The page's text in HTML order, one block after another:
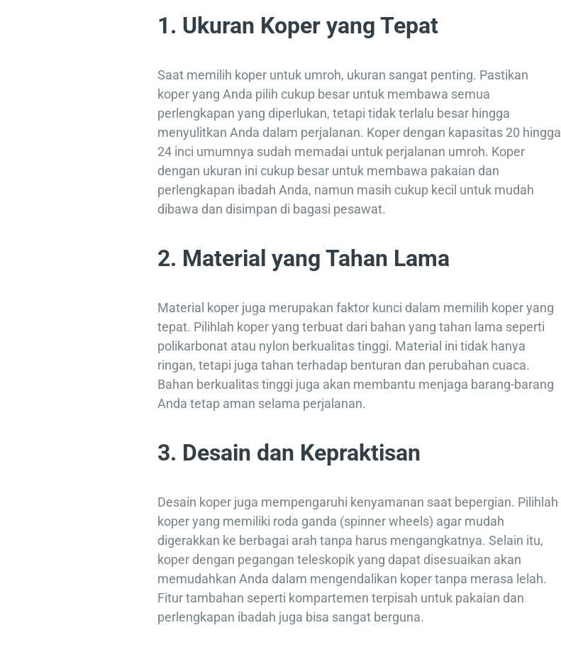
1. Ukuran Koper yang Tepat
Saat memilih koper untuk umroh, ukuran sangat penting. Pastikan
koper yang Anda pilih cukup besar untuk membawa semua
perlengkapan yang diperlukan, tetapi tidak terlalu besar hingga
menyulitkan Anda dalam perjalanan. Koper dengan kapasitas 20 hingga
24 inci umumnya sudah memadai untuk perjalanan umroh. Koper
dengan ukuran ini cukup besar untuk membawa pakaian dan
perlengkapan ibadah Anda, namun masih cukup kecil untuk mudah
dibawa dan disimpan di bagasi pesawat.
2. Material yang Tahan Lama
Material koper juga merupakan faktor kunci dalam memilih koper yang
tepat. Pilihlah koper yang terbuat dari bahan yang tahan lama seperti
polikarbonat atau nylon berkualitas tinggi. Material ini tidak hanya
ringan, tetapi juga tahan terhadap benturan dan perubahan cuaca.
Bahan berkualitas tinggi juga akan membantu menjaga barang-barang
Anda tetap aman selama perjalanan.
3. Desain dan Kepraktisan
Desain koper juga mempengaruhi kenyamanan saat bepergian. Pilihlah
koper yang memiliki roda ganda (spinner wheels) agar mudah
digerakkan ke berbagai arah tanpa harus mengangkatnya. Selain itu,
koper dengan pegangan teleskopik yang dapat disesuaikan akan
memudahkan Anda dalam mengendalikan koper tanpa merasa lelah.
Fitur tambahan seperti kompartemen terpisah untuk pakaian dan
perlengkapan ibadah juga bisa sangat berguna.